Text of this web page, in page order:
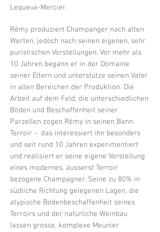
Lequeux-Mercier.
Rémy produziert Champanger nach alten
Werten, jedoch nach seinen eigenen, sehr
puristischen Vorstellungen. Vor mehr als
10 Jahren begann er in der Domaine
seiner Eltern und unterstütze seinen Vater
in allen Bereichen der Produktion. Die
Arbeit auf dem Feld, die unterschiedlichen
Böden und Beschaffenheit seiner
Parzellen zogen Rémy in seinen Bann.
Terroir - das interessiert ihn besonders
und seit rund 10 Jahren experimentiert
und realisiert er seine eigene Vorstellung
eines modernes, äusserst Terroir
bezogene Champagner. Seine zu 80% in
südliche Richtung gelegenen Lagen, die
atypische Bodenbeschaffenheit seines
Terroirs und der natürliche Weinbau
lassen grosse, komplexe Meunier